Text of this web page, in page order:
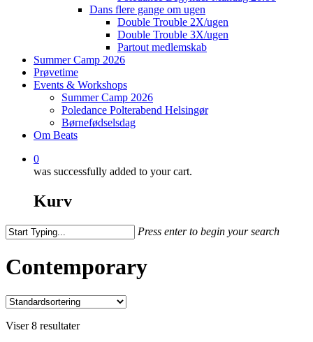
Dans flere gange om ugen
Double Trouble 2X/ugen
Double Trouble 3X/ugen
Partout medlemskab
Summer Camp 2026
Prøvetime
Events & Workshops
Summer Camp 2026
Poledance Polterabend Helsingør
Børnefødselsdag
Om Beats
0
was successfully added to your cart.
Kurv
Press enter to begin your search
Search
Contemporary
Viser 8 resultater